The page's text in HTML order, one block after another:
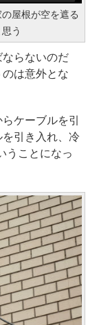
屋根が空を遮る
う
らないのだ
は意外とな
ケーブルを引
引き入れ、冷
うことになっ